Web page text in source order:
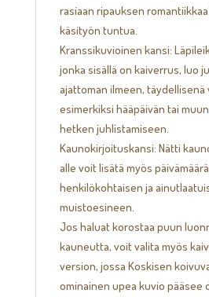
rasiaan ripauksen
käsityön tuntua.
Kranssikuvioinen kansi:
jonka sisällä on kaiverrus, luo
ajattoman ilmeen, täydellisenä
esimerkiksi hääpäivän tai
hetken juhlistamiseen.
Kaunokirjoituskansi: Nätti
alle voit lisätä myös
henkilökohtaisen ja
muistoesineen.
Jos haluat korostaa puun
kauneutta, voit valita myös
version, jossa Koskisen
ominainen upea kuvio pääsee